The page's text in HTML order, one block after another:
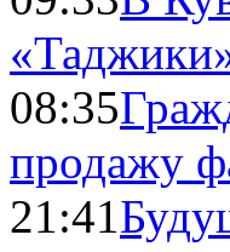
08:35
продажу
21:41